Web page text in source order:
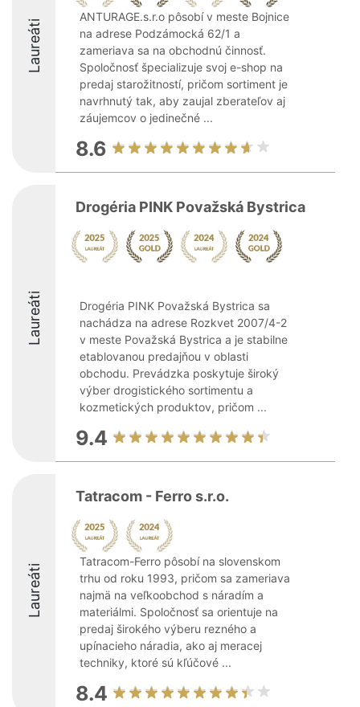
Laureáti
ANTURAGE.s.r.o pôsobí v meste Bojnice
na adrese Podzámocká 62/1 a
zameriava sa na obchodnú činnosť.
Spoločnosť špecializuje svoj e-shop na
predaj starožitností, pričom sortiment je
navrhnutý tak, aby zaujal zberateľov aj
záujemcov o jedinečné ...
8.6
Laureáti
Drogéria PINK Považská Bystrica
Drogéria PINK Považská Bystrica sa
nachádza na adrese Rozkvet 2007/4-2
v meste Považská Bystrica a je stabilne
etablovanou predajňou v oblasti
obchodu. Prevádzka poskytuje široký
výber drogistického sortimentu a
kozmetických produktov, pričom ...
9.4
Laureáti
Tatracom - Ferro s.r.o.
Tatracom-Ferro pôsobí na slovenskom
trhu od roku 1993, pričom sa zameriava
najmä na veľkoobchod s náradím a
materiálmi. Spoločnosť sa orientuje na
predaj širokého výberu rezného a
upínacieho náradia, ako aj meracej
techniky, ktoré sú kľúčové ...
8.4